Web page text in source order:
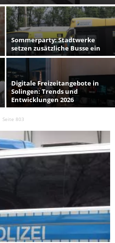
Sommerparty: Stadtwerke
setzen zusätzliche Busse ein
Digitale Freizeitangebote in
Solingen: Trends und
Entwicklungen 2026
Seite 803